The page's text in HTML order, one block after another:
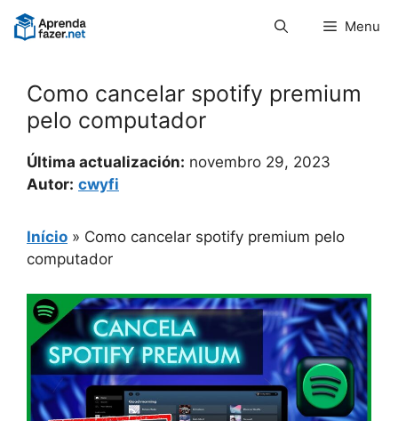
Pular
para
Menu
Como cancelar spotify premium
pelo computador
Última actualización: novembro 29, 2023
Autor: cwyfi
Início » Como cancelar spotify premium pelo
computador